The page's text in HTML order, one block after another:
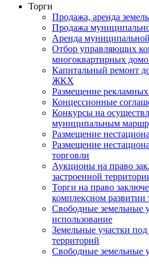
Торги
Продажа, аренда
Продажа
Аренда
Отбор управляющих
многоквартирных
Капитальный ремонт
ЖКХ
Размещение
Концессионные
Конкурсы на
муниципальным
Размещение
Размещение
торговли
Аукционы на право
застроенной
Торги на право
комплексном развитии
Свободные земельные
использование
Земельные участки
территорий
Свободные земельные